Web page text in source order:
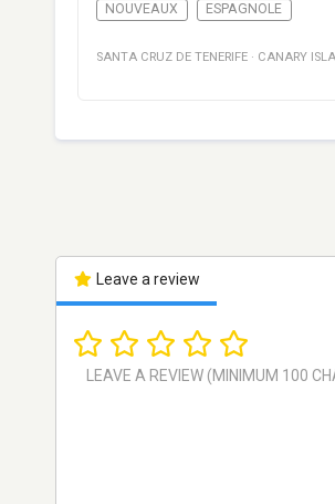
NOUVEAUX ESPAGNOLE
SANTA CRUZ DE TENERIFE · CANARY
Leave a review